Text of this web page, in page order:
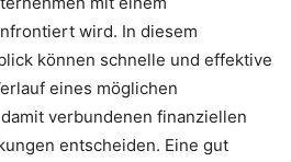
wird. In diesem
können schnelle und effektive
eines möglichen
verbundenen finanziellen
entscheiden. Eine gut